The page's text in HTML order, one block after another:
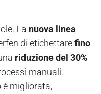
La nuova linea
di etichettarefino
riduzione del 30%
manuali.
è migliorata,